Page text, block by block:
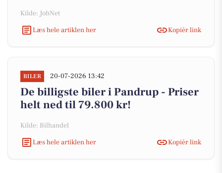
Kilde: JobNet
Læs hele artiklen her
Kopiér link
BILER 20-07-2026 13:42
De billigste biler i Pandrup - Priser
helt ned til 79.800 kr!
Kilde: Bilhandel
Læs hele artiklen her
Kopiér link